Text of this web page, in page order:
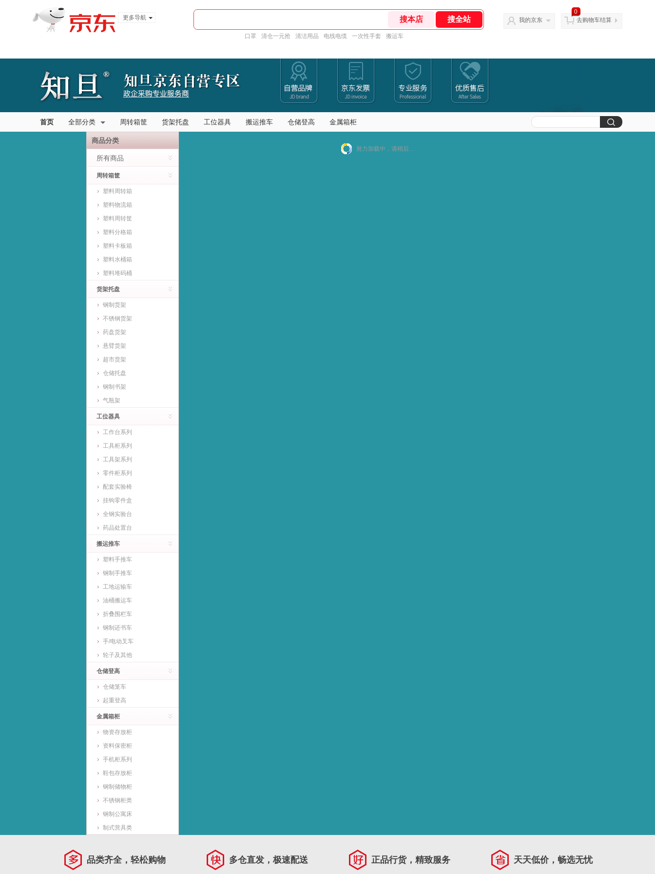
更多导航
口罩 清仓一元抢 清洁用品 电线电缆 一次性手套 搬运车
我的京东
0
去购物车结算
首页 全部分类 周转箱筐 货架托盘 工位器具 搬运推车 仓储登高 金属箱柜
商品分类
所有商品
周转箱筐
塑料周转箱
塑料物流箱
塑料周转筐
塑料分格箱
塑料卡板箱
塑料水桶箱
塑料堆码桶
货架托盘
钢制货架
不锈钢货架
药盘货架
悬臂货架
超市货架
仓储托盘
钢制书架
气瓶架
工位器具
工作台系列
工具柜系列
工具架系列
零件柜系列
配套实验椅
挂钩零件盒
全钢实验台
药品处置台
搬运推车
塑料手推车
钢制手推车
工地运输车
油桶搬运车
折叠围栏车
钢制还书车
手/电动叉车
轮子及其他
仓储登高
仓储笼车
起重登高
金属箱柜
物资存放柜
资料保密柜
手机柜系列
鞋包存放柜
钢制储物柜
不锈钢柜类
钢制公寓床
制式营具类
努力加载中，请稍后...
品类齐全，轻松购物 多仓直发，极速配送 正品行货，精致服务 天天低价，畅选无忧